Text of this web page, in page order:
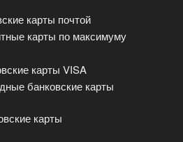
карты почтой
карты по максимуму
карты VISA
банковские карты
карты